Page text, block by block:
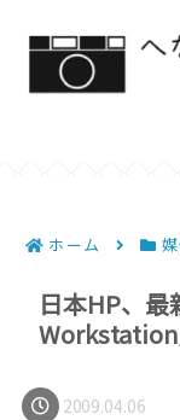
ホーム
日本HP、最
Workstation
2009.04.06